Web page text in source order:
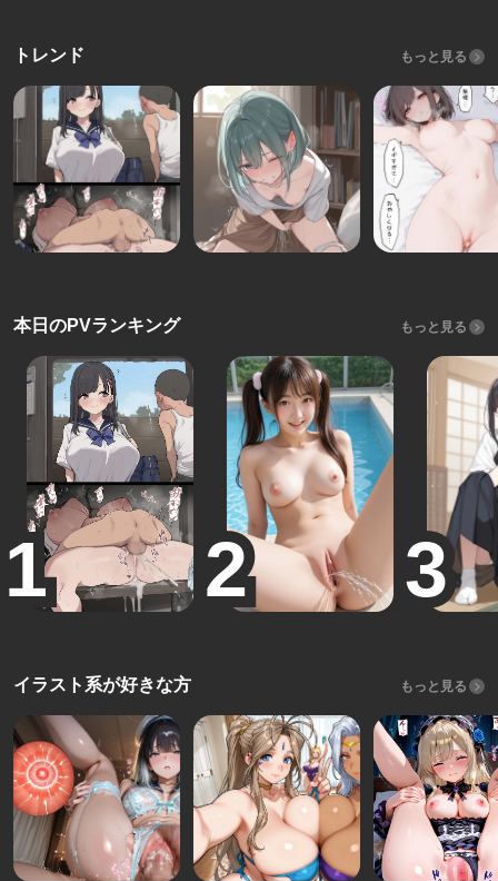
トレンド もっと見る
本日のPVランキング もっと見る
イラスト系が好きな方 もっと見る